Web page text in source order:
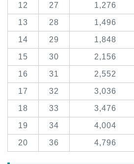
12 27 1,276
13 28 1,496
14 29 1,848
15 30 2,156
16 31 2,552
17 32 3,036
18 33 3,476
19 34 4,004
20 36 4,796